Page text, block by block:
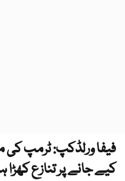
فیفا ورلڈکپ: ٹرمپ کی
کیے جانے پر تنازع کھڑا